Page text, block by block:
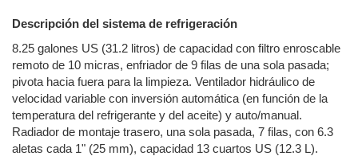
Descripción del sistema de refrigeración
8.25 galones US (31.2 litros) de capacidad con filtro enroscable
remoto de 10 micras, enfriador de 9 filas de una sola pasada;
pivota hacia fuera para la limpieza. Ventilador hidráulico de
velocidad variable con inversión automática (en función de la
temperatura del refrigerante y del aceite) y auto/manual.
Radiador de montaje trasero, una sola pasada, 7 filas, con 6.3
aletas cada 1" (25 mm), capacidad 13 cuartos US (12.3 L).